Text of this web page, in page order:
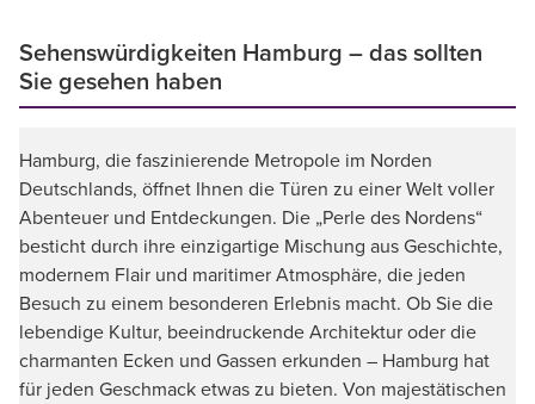
Sehenswürdigkeiten Hamburg – das sollten
Sie gesehen haben
Hamburg, die faszinierende Metropole im Norden
Deutschlands, öffnet Ihnen die Türen zu einer Welt voller
Abenteuer und Entdeckungen. Die „Perle des Nordens“
besticht durch ihre einzigartige Mischung aus Geschichte,
modernem Flair und maritimer Atmosphäre, die jeden
Besuch zu einem besonderen Erlebnis macht. Ob Sie die
lebendige Kultur, beeindruckende Architektur oder die
charmanten Ecken und Gassen erkunden – Hamburg hat
für jeden Geschmack etwas zu bieten. Von majestätischen